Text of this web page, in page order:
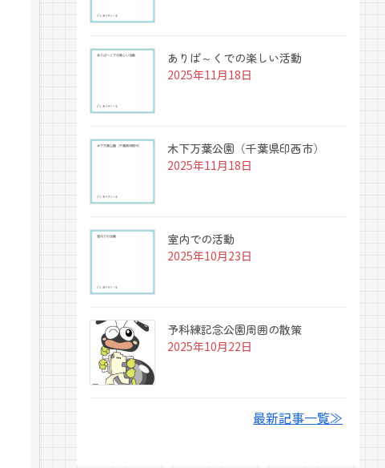
ありぱ～くでの楽しい活動
2025年11月18日
木下万葉公園（千葉県印西市）
2025年11月18日
室内での活動
2025年10月23日
予科練記念公園周囲の散策
2025年10月22日
最新記事一覧≫